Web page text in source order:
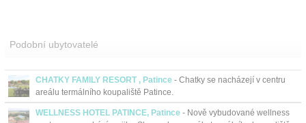
Podobní ubytovatelé
CHATKY FAMILY RESORT , Patince - Chatky se nacházejí v centru
areálu termálního koupaliště Patince.
WELLNESS HOTEL PATINCE, Patince - Nově vybudované wellness